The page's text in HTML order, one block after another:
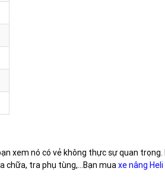
xem nó có vẻ không thực sự quan
chữa, tra phụ tùng,…Bạn muaxe nâng